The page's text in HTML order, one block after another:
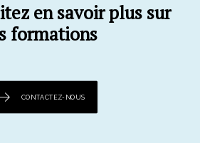
en savoir plus sur
formations
CONTACTEZ-NOUS